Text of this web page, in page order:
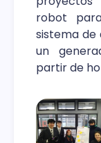
robot
sistema
un
partir de